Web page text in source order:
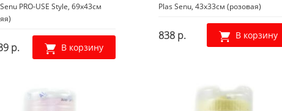
PRO-USE Style, 69х43см
р. В корзину
Plas Senu, 43х33см (розовая)
838 р. В корзину